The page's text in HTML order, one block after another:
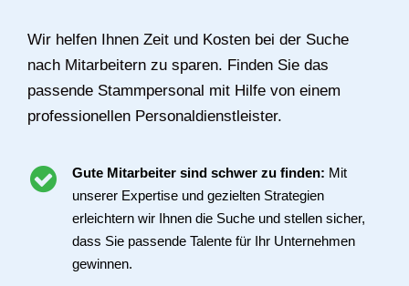
Wir helfen Ihnen Zeit und Kosten bei der Suche
nach Mitarbeitern zu sparen. Finden Sie das
passende Stammpersonal mit Hilfe von einem
professionellen Personaldienstleister.
Gute Mitarbeiter sind schwer zu finden: Mit
unserer Expertise und gezielten Strategien
erleichtern wir Ihnen die Suche und stellen sicher,
dass Sie passende Talente für Ihr Unternehmen
gewinnen.